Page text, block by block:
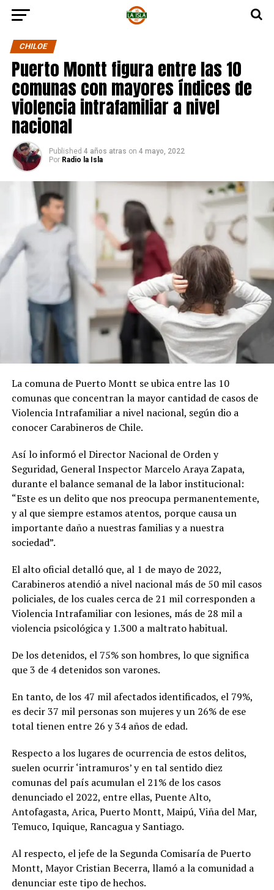
CHILOE
Puerto Montt figura entre las 10
comunas con mayores índices de
violencia intrafamiliar a nivel
nacional
Published 4 años atras on 4 mayo, 2022
Por Radio la Isla
La comuna de Puerto Montt se ubica entre las 10
comunas que concentran la mayor cantidad de casos de
Violencia Intrafamiliar a nivel nacional, según dio a
conocer Carabineros de Chile.
Así lo informó el Director Nacional de Orden y
Seguridad, General Inspector Marcelo Araya Zapata,
durante el balance semanal de la labor institucional:
“Este es un delito que nos preocupa permanentemente,
y al que siempre estamos atentos, porque causa un
importante daño a nuestras familias y a nuestra
sociedad”.
El alto oficial detalló que, al 1 de mayo de 2022,
Carabineros atendió a nivel nacional más de 50 mil casos
policiales, de los cuales cerca de 21 mil corresponden a
Violencia Intrafamiliar con lesiones, más de 28 mil a
violencia psicológica y 1.300 a maltrato habitual.
De los detenidos, el 75% son hombres, lo que significa
que 3 de 4 detenidos son varones.
En tanto, de los 47 mil afectados identificados, el 79%,
es decir 37 mil personas son mujeres y un 26% de ese
total tienen entre 26 y 34 años de edad.
Respecto a los lugares de ocurrencia de estos delitos,
suelen ocurrir ‘intramuros’ y en tal sentido diez
comunas del país acumulan el 21% de los casos
denunciado el 2022, entre ellas, Puente Alto,
Antofagasta, Arica, Puerto Montt, Maipú, Viña del Mar,
Temuco, Iquique, Rancagua y Santiago.
Al respecto, el jefe de la Segunda Comisaría de Puerto
Montt, Mayor Cristian Becerra, llamó a la comunidad a
denunciar este tipo de hechos.